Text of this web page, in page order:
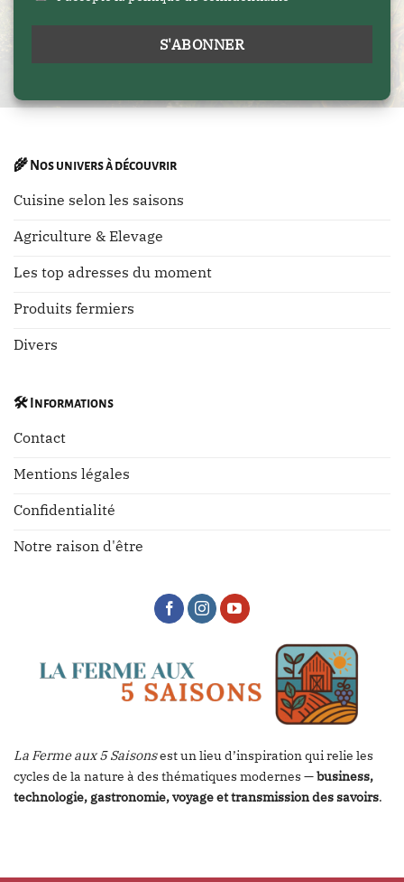
🌾 Nos univers à découvrir
Cuisine selon les saisons
Agriculture & Elevage
Les top adresses du moment
Produits fermiers
Divers
🛠️Informations
Contact
Mentions légales
Confidentialité
Notre raison d'être
La Ferme aux 5 Saisonsest un lieu d’inspiration qui relie les
cycles de la nature à des thématiques modernes —business,
technologie, gastronomie, voyage et transmission des savoirs.